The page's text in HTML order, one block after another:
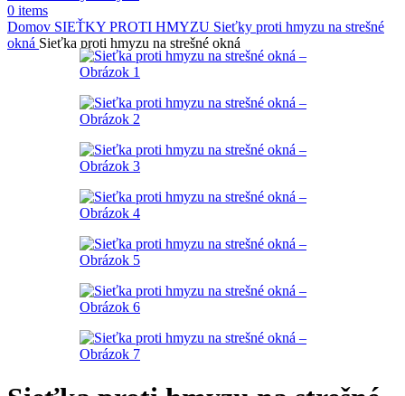
0 items
Domov SIEŤKY PROTI HMYZU Sieťky proti hmyzu na strešné
okná Sieťka proti hmyzu na strešné okná